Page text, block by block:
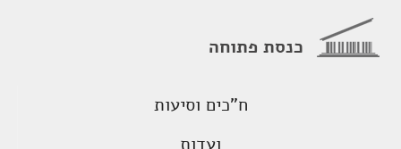
כנסת פתוחה
ח"כים וסיעות
ועדות